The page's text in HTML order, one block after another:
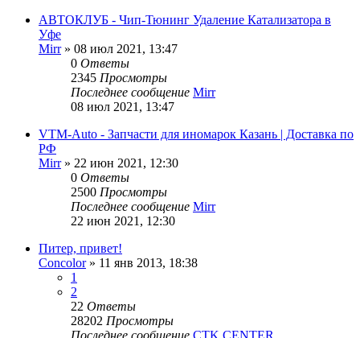
АВТОКЛУБ - Чип-Тюнинг Удаление Катализатора в
Уфе
Mirr» 08 июл 2021, 13:47
0 Ответы
2345 Просмотры
Последнее сообщение Mirr
08 июл 2021, 13:47
VTM-Auto - Запчасти для иномарок Казань | Доставка по
РФ
Mirr» 22 июн 2021, 12:30
0 Ответы
2500 Просмотры
Последнее сообщение Mirr
22 июн 2021, 12:30
Питер, привет!
Concolor» 11 янв 2013, 18:38
1
2
22 Ответы
28202 Просмотры
Последнее сообщение CTK CENTER